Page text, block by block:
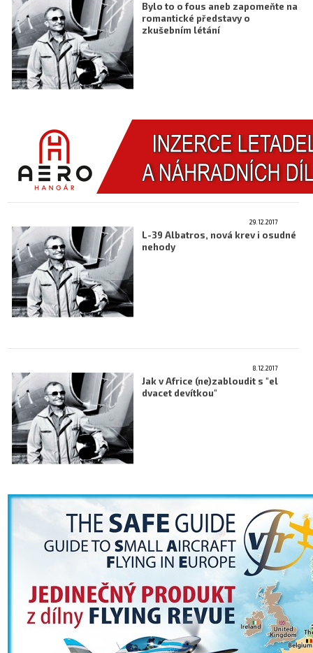
Bylo to o fous aneb zapomeňte na
romantické představy o
zkušebním létání
29.12.2017
L-39 Albatros, nová krev i osudné
nehody
8.12.2017
Jak v Africe (ne)zabloudit s "el
dvacet devítkou"